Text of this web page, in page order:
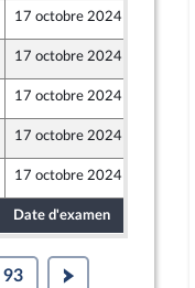
17 octobre 2024
17 octobre 2024
17 octobre 2024 13
17 octobre 2024
17 octobre 2024 13
Date d'examen
93